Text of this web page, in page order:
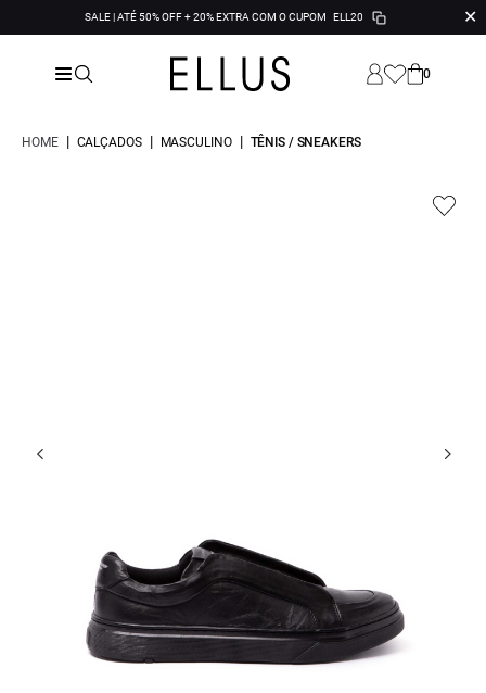
SALE | ATÉ 50% OFF + 20% EXTRA COM O CUPOM ELL20 ✕
0
HOME | CALÇADOS | MASCULINO | TÊNIS / SNEAKERS